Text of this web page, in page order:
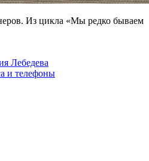
Из цикла «Мы редко бываем
Лебедева
и телефоны